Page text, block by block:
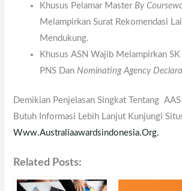
Khusus Pelamar Master By
Melampirkan Surat Rekomendasi
Mendukung.
Khusus ASN Wajib Melampirkan
PNS Dan Nominating Agency
Demikian Penjelasan Singkat Tentang
Butuh Informasi Lebih Lanjut Kunjungi
Www.australiaawardsindonesia.org.
Related Posts: